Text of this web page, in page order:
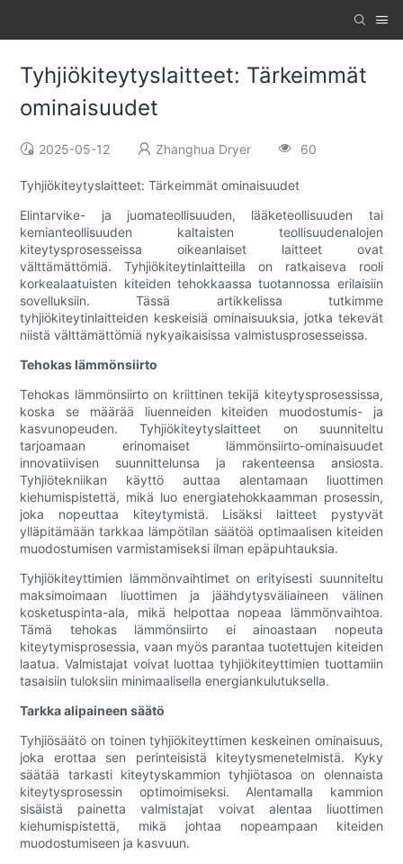
Tyhjiökiteytyslaitteet: Tärkeimmät
ominaisuudet
2025-05-12 Zhanghua Dryer 60
Tyhjiökiteytyslaitteet: Tärkeimmät ominaisuudet
Elintarvike- ja juomateollisuuden, lääketeollisuuden tai
kemianteollisuuden kaltaisten teollisuudenalojen
kiteytysprosesseissa oikeanlaiset laitteet ovat
välttämättömiä. Tyhjiökiteytinlaitteilla on ratkaiseva rooli
korkealaatuisten kiteiden tehokkaassa tuotannossa erilaisiin
sovelluksiin. Tässä artikkelissa tutkimme
tyhjiökiteytinlaitteiden keskeisiä ominaisuuksia, jotka tekevät
niistä välttämättömiä nykyaikaisissa valmistusprosesseissa.
Tehokas lämmönsiirto
Tehokas lämmönsiirto on kriittinen tekijä kiteytysprosessissa,
koska se määrää liuenneiden kiteiden muodostumis- ja
kasvunopeuden. Tyhjiökiteytyslaitteet on suunniteltu
tarjoamaan erinomaiset lämmönsiirto-ominaisuudet
innovatiivisen suunnittelunsa ja rakenteensa ansiosta.
Tyhjiötekniikan käyttö auttaa alentamaan liuottimen
kiehumispistettä, mikä luo energiatehokkaamman prosessin,
joka nopeuttaa kiteytymistä. Lisäksi laitteet pystyvät
ylläpitämään tarkkaa lämpötilan säätöä optimaalisen kiteiden
muodostumisen varmistamiseksi ilman epäpuhtauksia.
Tyhjiökiteyttimien lämmönvaihtimet on erityisesti suunniteltu
maksimoimaan liuottimen ja jäähdytysväliaineen välinen
kosketuspinta-ala, mikä helpottaa nopeaa lämmönvaihtoa.
Tämä tehokas lämmönsiirto ei ainoastaan ​​nopeuta
kiteytymisprosessia, vaan myös parantaa tuotettujen kiteiden
laatua. Valmistajat voivat luottaa tyhjiökiteyttimien tuottamiin
tasaisiin tuloksiin minimaalisella energiankulutuksella.
Tarkka alipaineen säätö
Tyhjiösäätö on toinen tyhjiökiteyttimen keskeinen ominaisuus,
joka erottaa sen perinteisistä kiteytysmenetelmistä. Kyky
säätää tarkasti kiteytyskammion tyhjiötasoa on olennaista
kiteytysprosessin optimoimiseksi. Alentamalla kammion
sisäistä painetta valmistajat voivat alentaa liuottimen
kiehumispistettä, mikä johtaa nopeampaan kiteiden
muodostumiseen ja kasvuun.